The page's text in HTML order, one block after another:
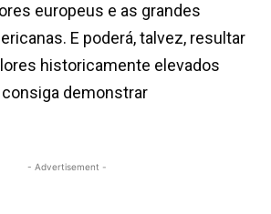
europeus e as grandes
E poderá, talvez, resultar
historicamente elevados
demonstrar
- Advertisement -